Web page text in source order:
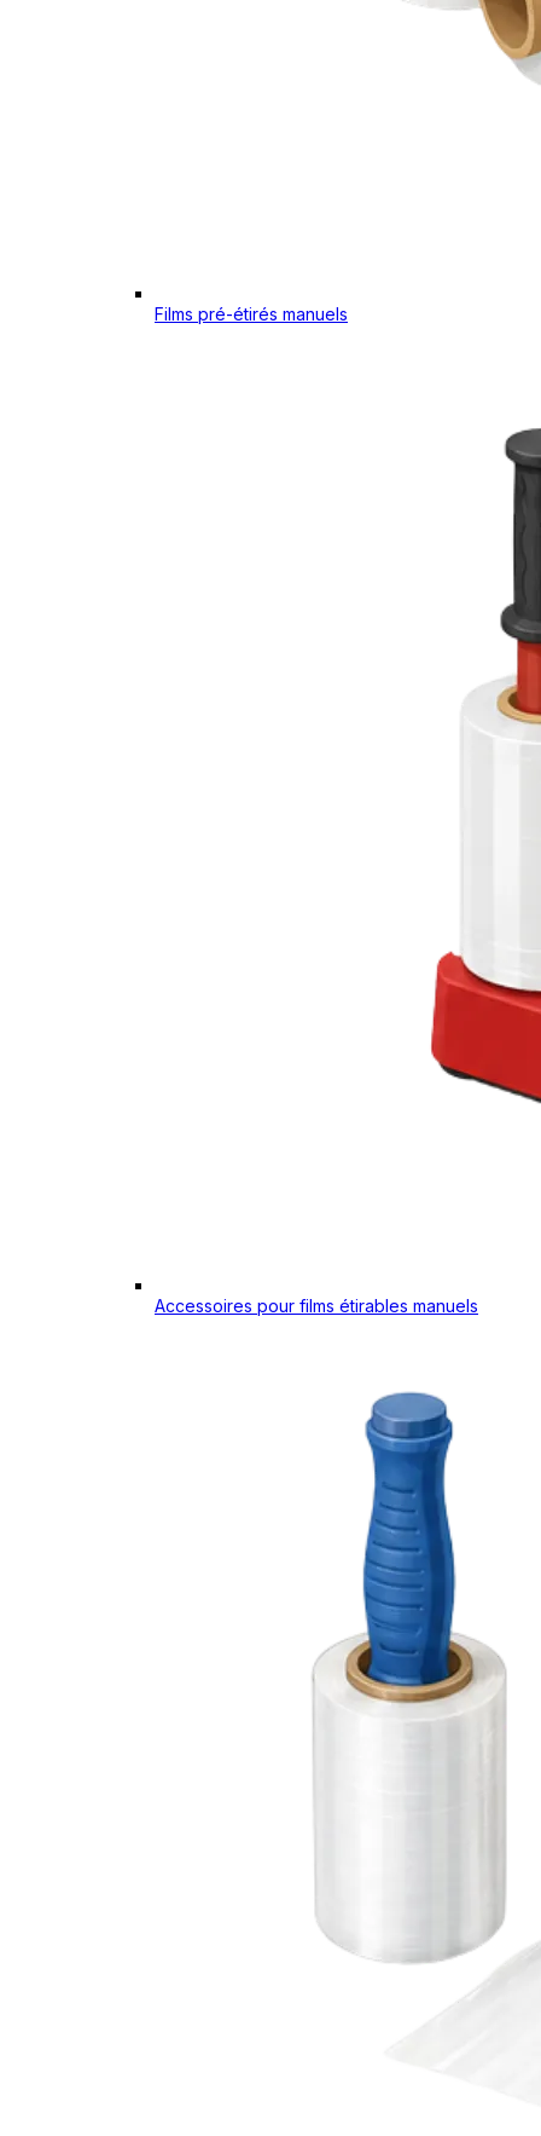
Films pré-étirés manuels
Accessoires pour films étirables manuels